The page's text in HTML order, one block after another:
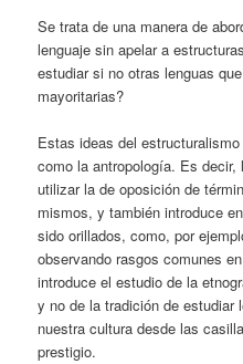
Se trata de una manera de
lenguaje sin apelar a
estudiar si no otras lenguas
mayoritarias?
Estas ideas del
como la antropología. Es
utilizar la de oposición de
mismos, y también introduce
sido orillados, como, por
observando rasgos comunes
introduce el estudio de la
y no de la tradición de
nuestra cultura desde las
prestigio.